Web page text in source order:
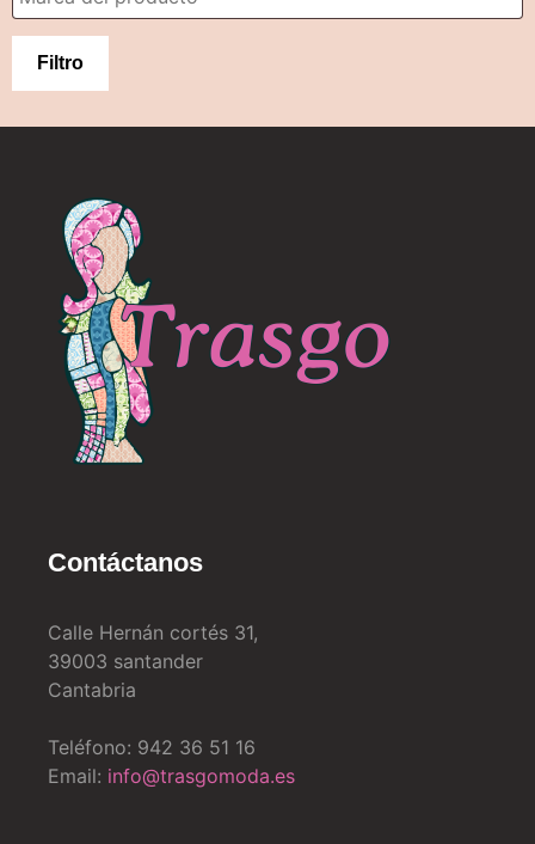
Filtro
Contáctanos
Calle Hernán cortés 31,
39003 santander
Cantabria
Teléfono: 942 36 51 16
Email: info@trasgomoda.es